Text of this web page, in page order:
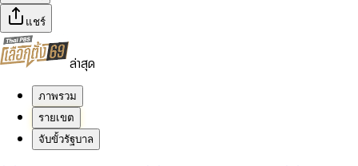
แชร์
ล่าสุด
ภาพรวม
รายเขต
จับขั้วรัฐบาล
0